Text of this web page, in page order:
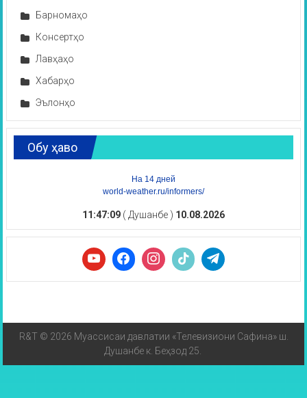
Барномаҳо
Консертҳо
Лавҳаҳо
Хабарҳо
Эълонҳо
Обу ҳаво
На 14 дней
world-weather.ru/informers/
11:47:09 ( Душанбе ) 10.08.2026
R&T © 2026 Муассисаи давлатии «Телевизиони Сафина» ш.
Душанбе к. Беҳзод 25.